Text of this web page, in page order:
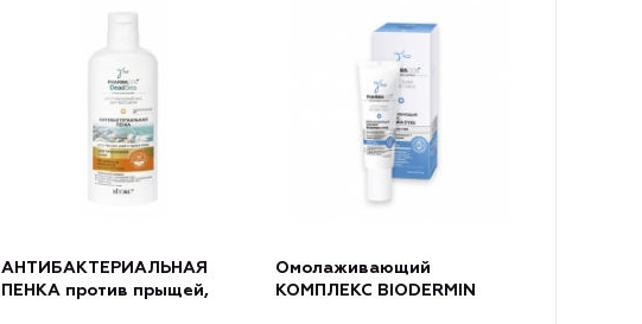
АНТИБАКТЕРИАЛЬНАЯ
ПЕНКА против прыщей,
Омолаживающий
КОМПЛЕКС BIODERMIN